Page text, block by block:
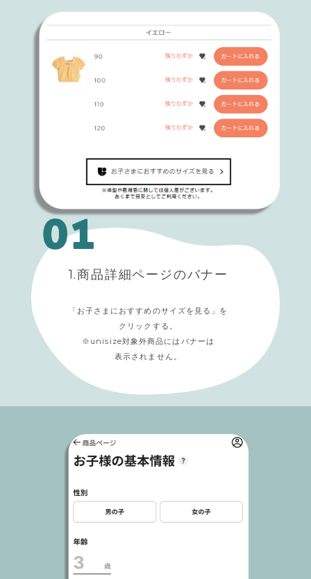
1.商品詳細ページのバナー
「お子さまにおすすめのサイズを見る」を
クリックする。
※unisize対象外商品にはバナーは
表示されません。